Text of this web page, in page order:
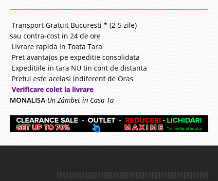
Transport Gratuit Bucuresti * (2-5 zile)
sau contra-cost in 24 de ore
Livrare rapida in Toata Tara
Pret avantajos pe expeditie consolidata
Expeditiile in tara NU tin cont de distanta
Pretul este acelasi indiferent de Oras
Verificare colet la livrare
MONALISA Un Zâmbet în Casa Ta